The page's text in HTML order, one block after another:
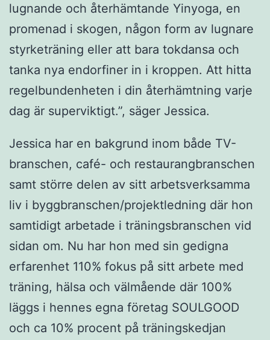
lugnande och återhämtande Yinyoga, en
promenad i skogen, någon form av lugnare
styrketräning eller att bara tokdansa och
tanka nya endorfiner in i kroppen. Att hitta
regelbundenheten i din återhämtning varje
dag är superviktigt.”, säger Jessica.
Jessica har en bakgrund inom både TV-
branschen, café- och restaurangbranschen
samt större delen av sitt arbetsverksamma
liv i byggbranschen/projektledning där hon
samtidigt arbetade i träningsbranschen vid
sidan om. Nu har hon med sin gedigna
erfarenhet 110% fokus på sitt arbete med
träning, hälsa och välmående där 100%
läggs i hennes egna företag SOULGOOD
och ca 10% procent på träningskedjan